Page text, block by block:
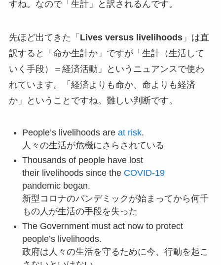
すね。なので「生計」と訳されるんです。
先ほど出てきた「 Lives versus livelihoods」は直
訳すると「命か生計か」ですが「生計（生活して
いく手段）＝経済活動」というニュアンスで使わ
れています。「経済よりも命か、命よりも経済
か」ということですね。難しい判断です。
People’s livelihoods are at risk.
人々の生活が危機にさらされている
Thousands of people have lost
their livelihoods since the COVID-19
pandemic began.
新型コロナのパンデミックが始まってから何千
もの人が生活の手段を失った
The Government must act now to protect
people’s livelihoods.
政府は人々の生活を守るために今、行動を起こ